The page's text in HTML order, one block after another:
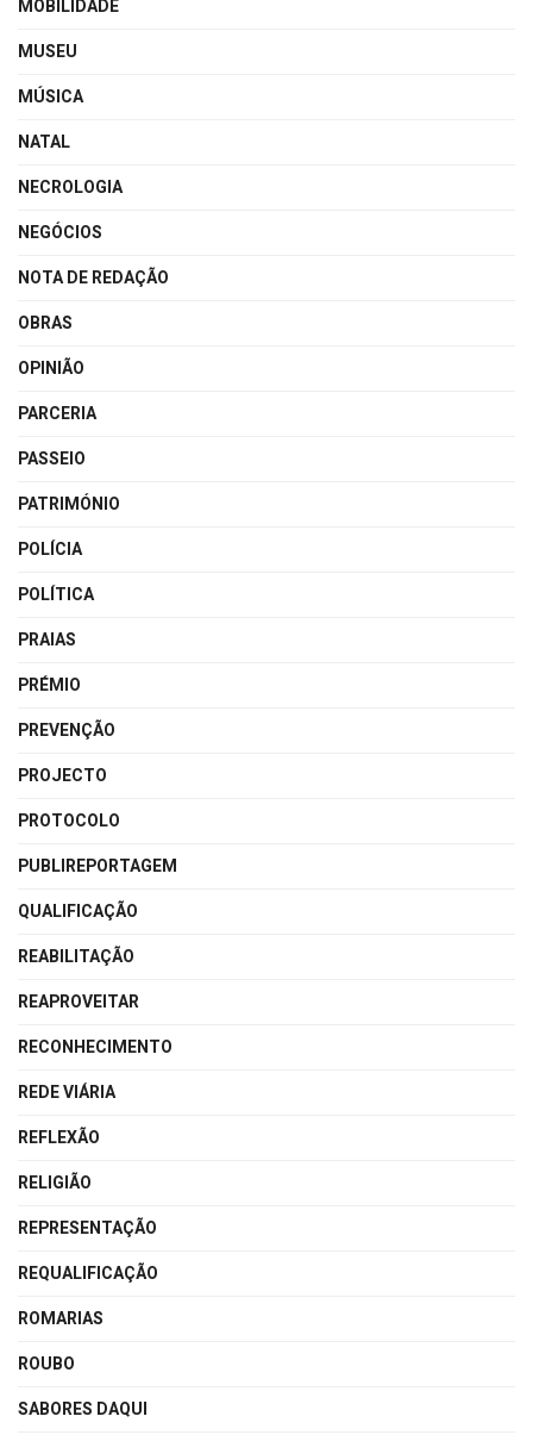
MOBILIDADE
MUSEU
MÚSICA
NATAL
NECROLOGIA
NEGÓCIOS
NOTA DE REDAÇÃO
OBRAS
OPINIÃO
PARCERIA
PASSEIO
PATRIMÓNIO
POLÍCIA
POLÍTICA
PRAIAS
PRÉMIO
PREVENÇÃO
PROJECTO
PROTOCOLO
PUBLIREPORTAGEM
QUALIFICAÇÃO
REABILITAÇÃO
REAPROVEITAR
RECONHECIMENTO
REDE VIÁRIA
REFLEXÃO
RELIGIÃO
REPRESENTAÇÃO
REQUALIFICAÇÃO
ROMARIAS
ROUBO
SABORES DAQUI